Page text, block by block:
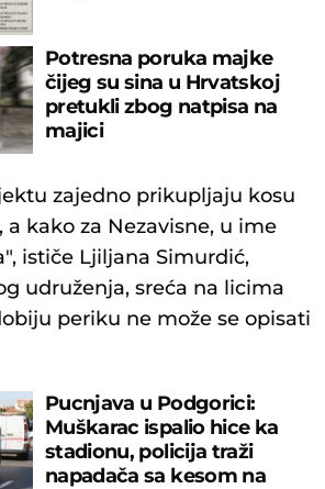
Potresna poruka majke
čijeg su sina u Hrvatskoj
pretukli zbog natpisa na
majici
zajedno prikupljaju kosu
a kako za Nezavisne, u ime
ističe Ljiljana Simurdić,
udruženja, sreća na licima
periku ne može se opisati
Pucnjava u Podgorici:
Muškarac ispalio hice ka
stadionu, policija traži
napadača sa kesom na